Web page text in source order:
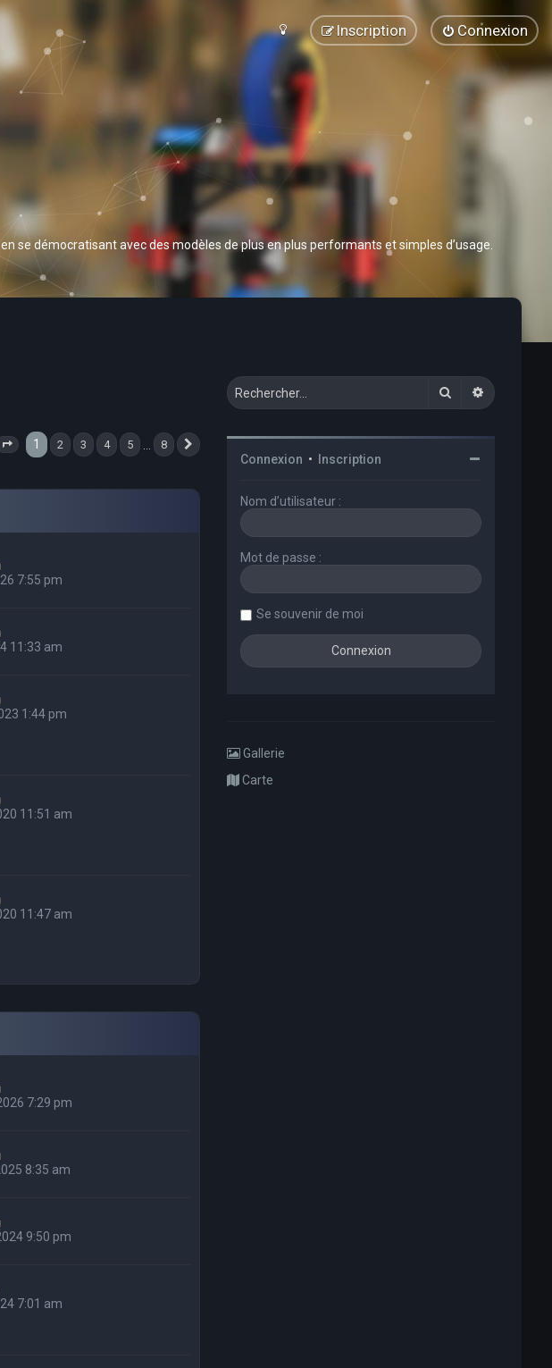
Connexion
Inscription
se démocratisant avec des modèles de plus en plus performants et simples d’usage.
Page 1sur 8
1 2 3 4 5 8
7:55 pm
11:33 am
1:44 pm
11:51 am
11:47 am
7:29 pm
8:35 am
9:50 pm
7:01 am
Rechercher
Connexion • Inscription
Nom d’utilisateur :
Mot de passe :
Se souvenir de moi
Gallerie
Carte